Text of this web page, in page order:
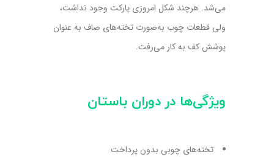
می‌شد. هرچند شکل امروزی پارکت وجود نداشت،
ولی قطعات چوب به‌صورت تخته‌های صاف به عنوان
پوشش کف به کار می‌رفت.
ویژگی‌ها در دوران باستان
تخته‌های چوبی بدون پرداخت